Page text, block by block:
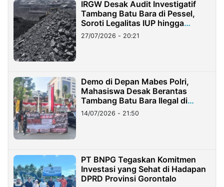
IRGW Desak Audit Investigatif
Tambang Batu Bara di Pessel,
Soroti Legalitas IUP hingga
Stockpile
27/07/2026 - 20:21
Demo di Depan Mabes Polri,
Mahasiswa Desak Berantas
Tambang Batu Bara Ilegal di
Lampung
14/07/2026 - 21:50
PT BNPG Tegaskan Komitmen
Investasi yang Sehat di Hadapan
DPRD Provinsi Gorontalo